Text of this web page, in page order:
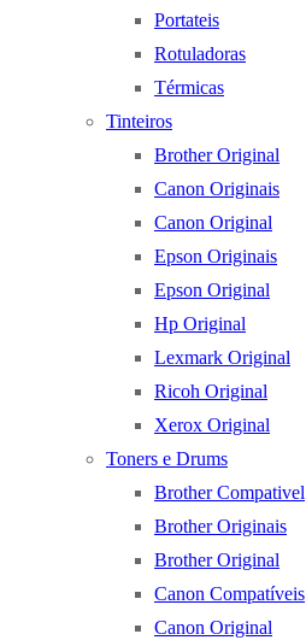
Portateis
Rotuladoras
Térmicas
Tinteiros
Brother Original
Canon Originais
Canon Original
Epson Originais
Epson Original
Hp Original
Lexmark Original
Ricoh Original
Xerox Original
Toners e Drums
Brother Compativel
Brother Originais
Brother Original
Canon Compatíveis
Canon Original